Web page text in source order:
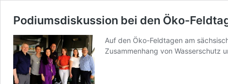
Podiumsdiskussion bei den Öko-
Auf den Öko-Feldtagen am
Zusammenhang von